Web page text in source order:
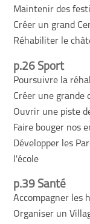
Maintenir des
Créer un grand
Réhabiliter le
p.26 Sport
Poursuivre la
Créer une grande
Ouvrir une piste
Faire bouger nos
Développer les
l'école
p.39 Santé
Accompagner les
Organiser un